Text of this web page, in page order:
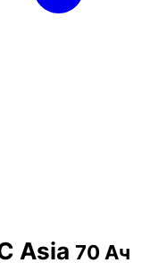
Asia 70 Ач